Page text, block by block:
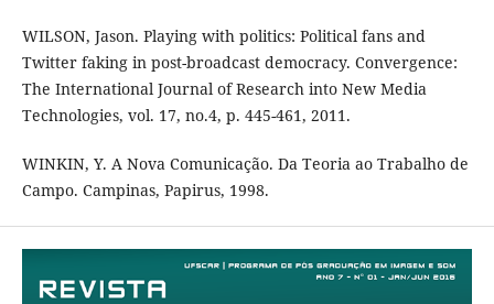
WILSON, Jason. Playing with politics: Political fans and
Twitter faking in post-broadcast democracy. Convergence:
The International Journal of Research into New Media
Technologies, vol. 17, no.4, p. 445-461, 2011.
WINKIN, Y. A Nova Comunicação. Da Teoria ao Trabalho de
Campo. Campinas, Papirus, 1998.